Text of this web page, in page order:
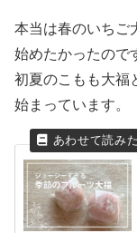
本当は春のいちご
始めたかったので
初夏のこもも大福
始まっています。